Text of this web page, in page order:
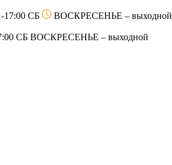
-17:00 СБ ВОСКРЕСЕНЬЕ – выходной
СБ ВОСКРЕСЕНЬЕ – выходной